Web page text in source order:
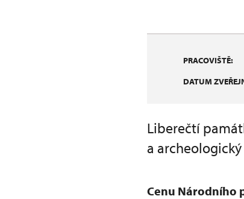
PRACOVIŠTĚ:
DATUM
Liberečtí
a
Cenu Národního